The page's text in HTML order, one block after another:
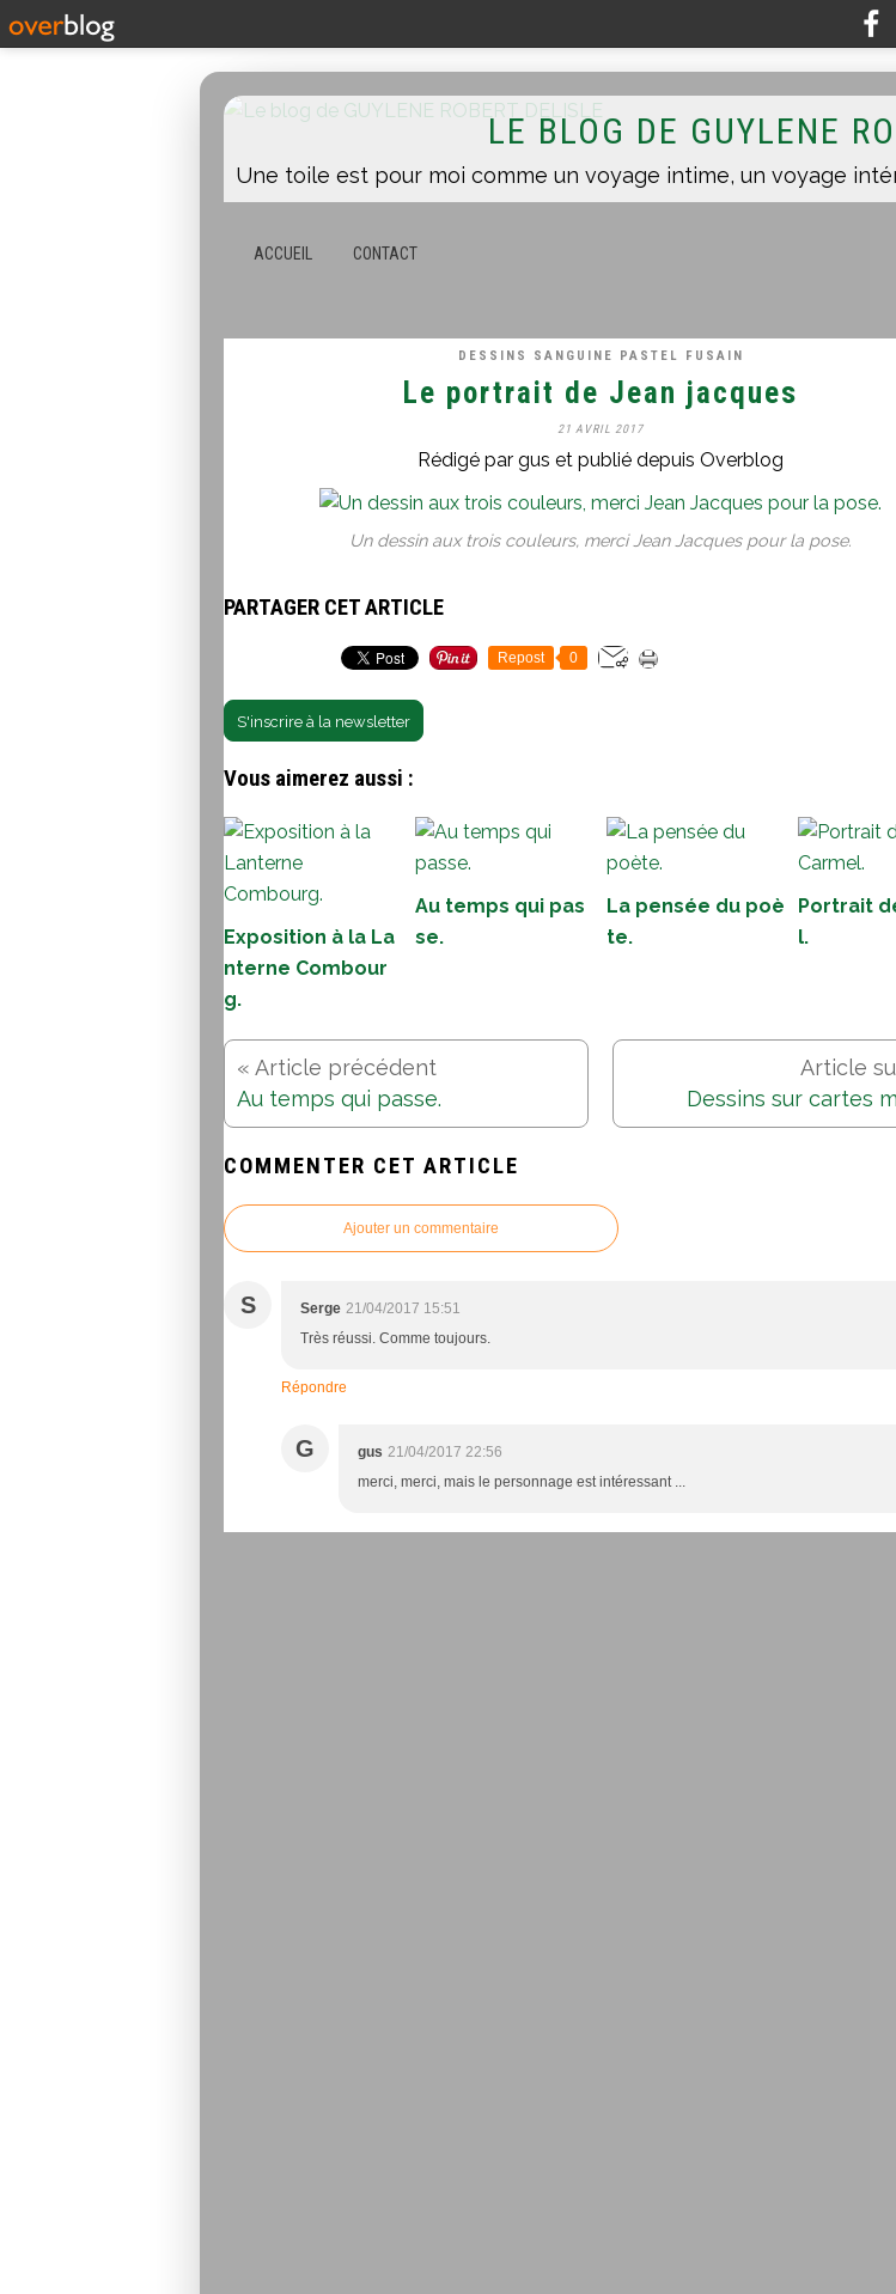
LE BLOG DE GUYLENE
ACCUEIL CONTACT
DESSINS SANGUINE PASTEL FUSAIN
Le portrait de Jean jacques
21 AVRIL 2017
Rédigé par gus et publié depuis Overblog
Un dessin aux trois couleurs, merci Jean Jacques pour la pose.
PARTAGER CET ARTICLE
Repost 0
S'inscrire à la newsletter
Vous aimerez aussi :
Exposition à la La
nterne Combour
g.
Au temps qui pas
se.
La pensée du poè
te.
Portrait
l.
Au temps qui passe. Dessins sur cartes
COMMENTER CET ARTICLE
Ajouter un commentaire
S Serge 21/04/2017 15:51
Très réussi. Comme toujours.
Répondre
G gus 21/04/2017 22:56
merci, merci, mais le personnage est intéressant ...